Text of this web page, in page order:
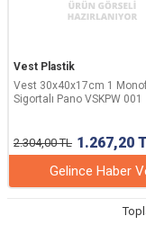
Vest Plastik
Vest 30x40x17cm 1
Sigortalı Pano VSKPW 001
2.304,00TL 1.267,20
Gelince Haber